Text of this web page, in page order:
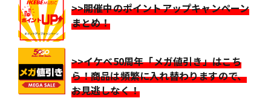
>>開催中のポイントアップキャンペーン
まとめ！
>>イケベ50周年「メガ値引き」はこち
ら！商品は頻繁に入れ替わりますので、
お見逃しなく！